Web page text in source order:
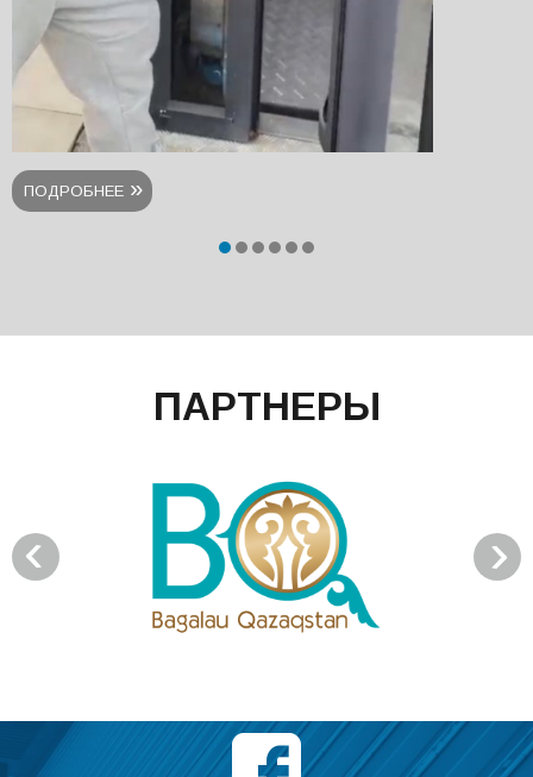
ПОДРОБНЕЕ
ПАРТНЕРЫ